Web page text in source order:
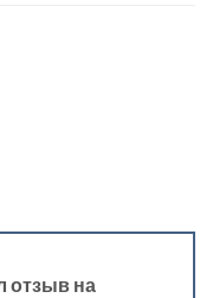
отзыв на